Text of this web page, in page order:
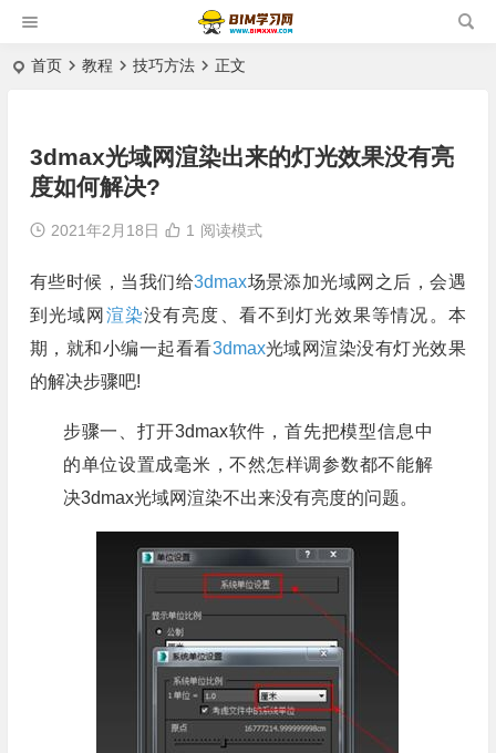
首页 教程 技巧方法 正文
3dmax光域网渲染出来的灯光效果没有亮
度如何解决?
2021年2月18日 1 阅读模式
有些时候，当我们给3dmax场景添加光域网之后，会遇
到光域网 渲染没有亮度、看不到灯光效果等情况。本
期，就和小编一起看看3dmax光域网渲染没有灯光效果
的解决步骤吧!
步骤一、打开3dmax软件，首先把模型信息中
的单位设置成毫米，不然怎样调参数都不能解
决3dmax光域网渲染不出来没有亮度的问题。